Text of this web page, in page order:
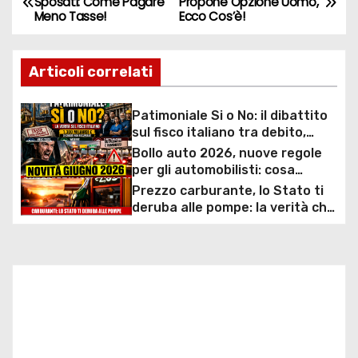
a
v
i
g
a
z
Ecco Cos’è!
Meno Tasse!
Articoli correlati
Patimoniale Si o No: il dibattito
sul fisco italiano tra debito,
welfare e 1.300 miliardi di crediti
non riscossi
Bollo auto 2026, nuove regole
per gli automobilisti: cosa
cambia davvero tra scadenze,
pagamenti e fermo
amministrativo
Prezzo carburante, lo Stato ti
deruba alle pompe: la verità che